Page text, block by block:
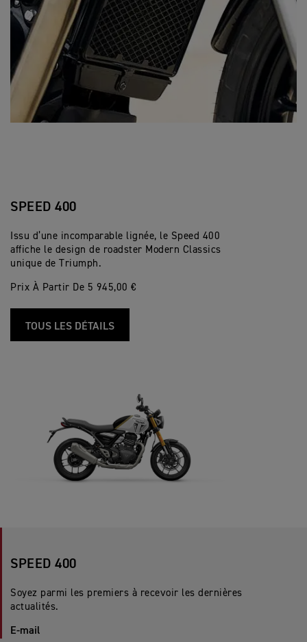
SPEED 400
Issu d’une incomparable lignée, le Speed 400
affiche le design de roadster Modern Classics
unique de Triumph.
Prix À Partir De 5 945,00 €
TOUS LES DÉTAILS
SPEED 400
Soyez parmi les premiers à recevoir les dernières
actualités.
E-mail